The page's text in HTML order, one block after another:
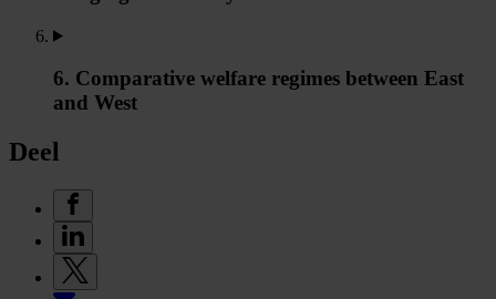
6. Comparative welfare regimes between East
and West
Deel